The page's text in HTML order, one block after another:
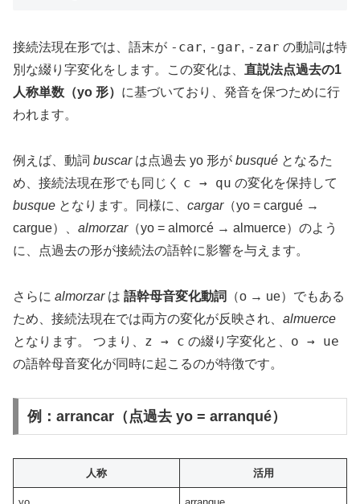
接続法現在形では、語末が -car, -gar, -zar の動詞は特
別な綴り字変化をします。この変化は、 直説法点過去の1
人称単数（yo 形） に基づいており、発音を保つために行
われます。
例えば、動詞 buscarは点過去 yo 形が busqué となるた
め、接続法現在形でも同じく c → qu の変化を保持して
busque となります。同様に、 cargar（yo = cargué →
cargue）、 almorzar（yo = almorcé → almuerce）のよう
に、点過去の形が接続法の語幹に影響を与えます。
さらに almorzarは 語幹母音変化動詞
（o → ue）でもある
ため、接続法現在では両方の変化が反映され、 almuerce
となります。 つまり、 z → c の綴り字変化と、 o → ue
の語幹母音変化が同時に起こるのが特徴です。
例：arrancar（点過去 yo = arranqué）
人称 活用